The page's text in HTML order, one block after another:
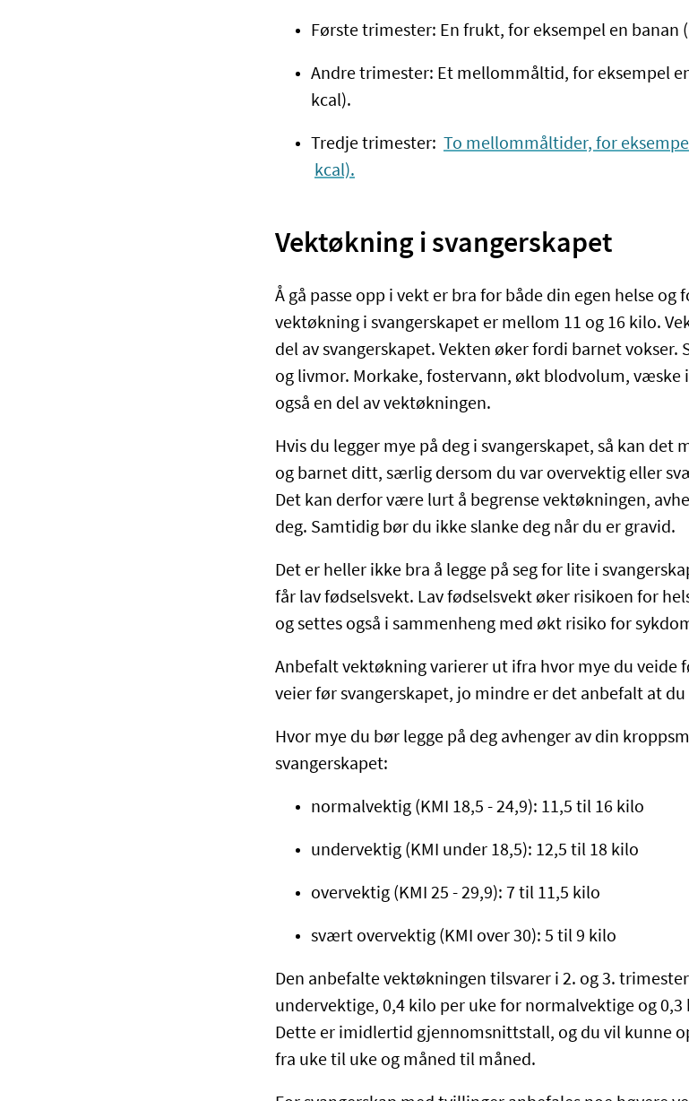
Første trimester: En frukt, for eksempel en banan
Andre trimester: Et mellommåltid, for eksempel
kcal).
Tredje trimester: To mellommåltider, for
kcal).
Vektøkning i svangerskapet
Å gå passe opp i vekt er bra for både din egen helse og
vektøkning i svangerskapet er mellom 11 og 16 kilo.
del av svangerskapet. Vekten øker fordi barnet vokser.
og livmor. Morkake, fostervann, økt blodvolum, væske
også en del av vektøkningen.
Hvis du legger mye på deg i svangerskapet, så kan det
og barnet ditt, særlig dersom du var overvektig eller
Det kan derfor være lurt å begrense vektøkningen,
deg. Samtidig bør du ikke slanke deg når du er gravid.
Det er heller ikke bra å legge på seg for lite i
får lav fødselsvekt. Lav fødselsvekt øker risikoen for
og settes også i sammenheng med økt risiko for
Anbefalt vektøkning varierer ut ifra hvor mye du veide
veier før svangerskapet, jo mindre er det anbefalt at
Hvor mye du bør legge på deg avhenger av din
svangerskapet:
normalvektig (KMI 18,5 - 24,9): 11,5 til 16 kilo
undervektig (KMI under 18,5): 12,5 til 18 kilo
overvektig (KMI 25 - 29,9): 7 til 11,5 kilo
svært overvektig (KMI over 30): 5 til 9 kilo
Den anbefalte vektøkningen tilsvarer i 2. og 3.
undervektige, 0,4 kilo per uke for normalvektige og
Dette er imidlertid gjennomsnittstall, og du vil kunne
fra uke til uke og måned til måned.